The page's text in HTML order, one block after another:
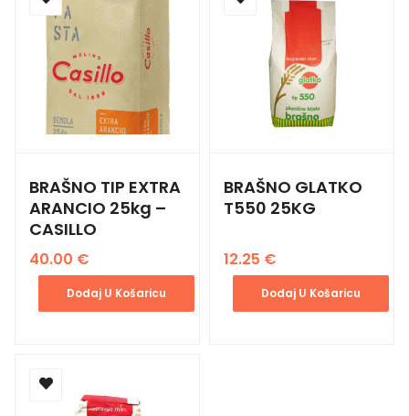
BRAŠNO TIP EXTRA
ARANCIO 25kg –
CASILLO
40.00 €
Dodaj U Košaricu
BRAŠNO GLATKO
T550 25KG
12.25 €
Dodaj U Košaricu